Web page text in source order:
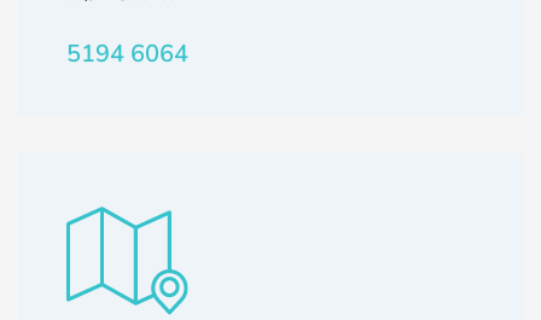
5194 6064